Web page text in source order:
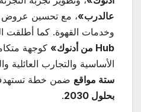
عالدرب»، مع تحسين عروض
وخدمات القهوة. كما
Hub من أدنوك» كوجهة
الأساسية والتجارب العائلية
ستة مواقع ضمن خطة
بحلول 2030
.